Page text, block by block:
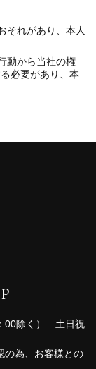
それがあり、本人
動から当社の権
必要があり、本
00除く） 土日祝
の為、お客様との